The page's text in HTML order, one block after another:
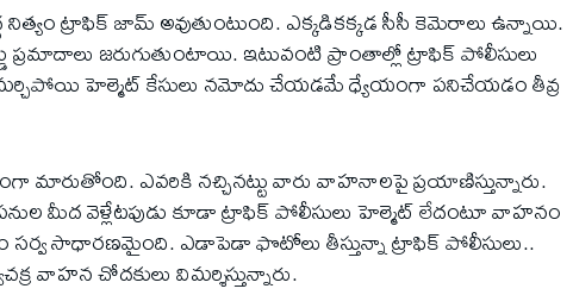
నిత్యం ట్రాఫిక్‌ జామ్‌ అవుతుంటుంది. ఎక్కడికక్కడ సీసీ కెమెరాలు ఉన్నాయి.
జరుగుతుంటాయి. ఇటువంటి ప్రాంతాల్లో ట్రాఫిక్‌ పోలీసులు
హెల్మెట్‌ కేసులు నమోదు చేయడమే ధ్యేయంగా పనిచేయడం తీవ్ర
మారుతోంది. ఎవరికి నచ్చినట్టు వారు వాహనాలపై ప్రయాణిస్తున్నారు.
మీద వెళ్లేటపుడు కూడా ట్రాఫిక్‌ పోలీసులు హెల్మెట్‌ లేదంటూ వాహనం
సాధారణమైంది. ఎడాపెడా ఫొటోలు తీస్తున్నా ట్రాఫిక్‌ పోలీసులు..
వాహన చోదకులు విమర్శిస్తున్నారు.